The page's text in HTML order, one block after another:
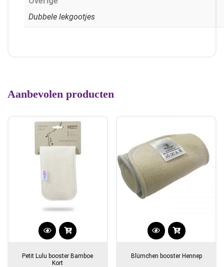
Dubbele lekgootjes
Aanbevolen producten
Petit Lulu booster Bamboe
Kort
Blümchen booster Hennep